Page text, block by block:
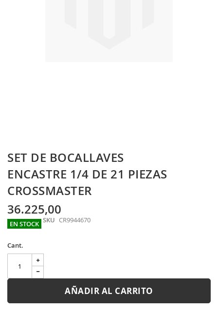
Skip
to
the
beginning
of
the
images
gallery
SET DE BOCALLAVES
ENCASTRE 1/4 DE 21 PIEZAS
CROSSMASTER
36.225,00
EN STOCK SKU CR9944670
Cant.
AÑADIR AL CARRITO